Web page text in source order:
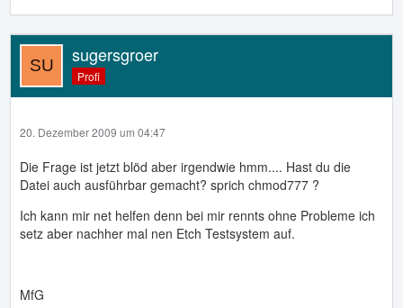
sugersgroer
Profi
20. Dezember 2009 um 04:47
Die Frage ist jetzt blöd aber irgendwie hmm.... Hast du die
Datei auch ausführbar gemacht? sprich chmod777 ?
Ich kann mir net helfen denn bei mir rennts ohne Probleme ich
setz aber nachher mal nen Etch Testsystem auf.
MfG